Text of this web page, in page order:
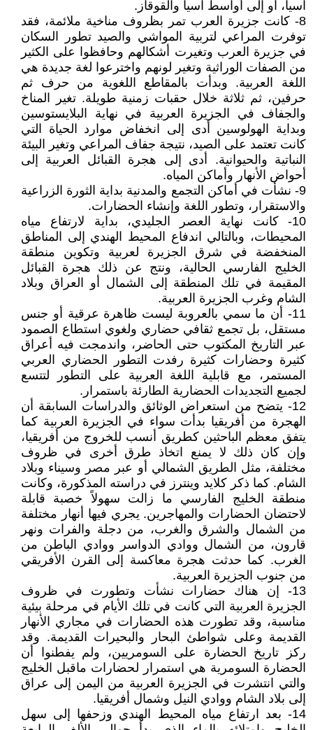
آسيا، أو إلى أواسط آسيا والقوقاز.
8- كانت جزيرة العرب تمر بظروف مناخية ملائمة، فقد
توفرت المراعي لتربية المواشي والصيد تطور السكان
في جزيرة العرب وتغيرت أشكالهم وحافظوا على الكثير
من الصفات الوراثية وتغير لونهم واخترعوا لغة جديدة هي
اللغة العربية. وبدأت بالمقاطع اللغوية من حرف ثم
حرفين، ثم ثلاثة خلال حقبات زمنية طويلة. تغير المناخ
والجفاف في الجزيرة العربية في نهاية البلايستوسين
وبداية الهولوسين أدى إلى انخفاض موارد الحياة التي
كانت تعتمد على الصيد، نتيجة جفاف المراعي وتغير البيئة
النباتية والحيوانية. أدى إلى هجرة القبائل العربية إلى
أحواض الأنهار وأماكن المياه.
9- نشأت في أماكن التجمع والمدنية بداية الثورة الزراعية
والاستقرار، وتطور اللغة وإنشاء الحضارات.
10- كانت نهاية العصر الجليدي، بداية لارتفاع مياه
المحيطات، وبالتالي اندفاع المحيط الهندي إلى المناطق
المنخفضة في شرق الجزيرة لعربية وتكوين منطقة
الخليج الفارسي الحالية، ونتج عن ذلك هجرة القبائل
المقيمة في تلك المنطقة إلى الشمال أو العراق وبلاد
الشام وغرب الجزيرة العربية.
11- أن ما سمي بالعروبة ليست ظاهرة عرقية أو جنس
مستقل، بل تجمع ثقافي حضاري ولغوي استطاع الصمود
عبر التاريخ المكتوب حتى الحاضر، واندمجت فيه أعراق
كثيرة وحضارات كثيرة رفدت التطور الحضاري العربي
المستمر، مع قابلية اللغة العربية على التطور لتتسع
لجميع التجديدات الحضارية الطارئة باستمرار.
12- يتضح من استعراض الوثائق والدراسات السابقة أن
الهجرة من أفريقيا بدأت سواء في الجزيرة العربية كما
يتفق معظم الباحثين كطريق أنسب للخروج من أفريقيا،
وإن كان ذلك لا يمنع اتخاذ طرق أخرى في ظروف
مختلفة، مثل الطريق الشمالي أو عبر مصر وسيناء وبلاد
الشام. كما ذكر كلايد وينترز في دراسته المذكورة، وكانت
منطقة الخليج الفارسي ما زالت سهولاً خصبة قابلة
لاحتضان الحضارات والمهاجرين. يجري فيها أنهار مختلفة
من الشمال والشرق والغرب، من دجلة والفرات ونهر
قارون، من الشمال ووادي الدواسر ووادي الباطن من
الغرب. كما حدثت هجرة معاكسة إلى القرن الأفريقي
من جنوب الجزيرة العربية.
13- إن هناك حضارات نشأت وتطورت في ظروف
الجزيرة العربية التي كانت في تلك الأيام في مرحلة بيئية
مناسبة، وقد تطورت هذه الحضارات في مجاري الأنهار
القديمة وعلى شواطئ البحار والبحيرات القديمة. وقد
ركز تاريخ الحضارة على السومريين، ولم يفطنوا أن
الحضارة السومرية هي استمرار لحضارات ماقبل الخليج
والتي انتشرت في الجزيرة العربية من اليمن إلى عراق
إلى بلاد الشام ووادي النيل وشمال أفريقيا.
14- بعد ارتفاع مياه المحيط الهندي وزحفها إلى سهل